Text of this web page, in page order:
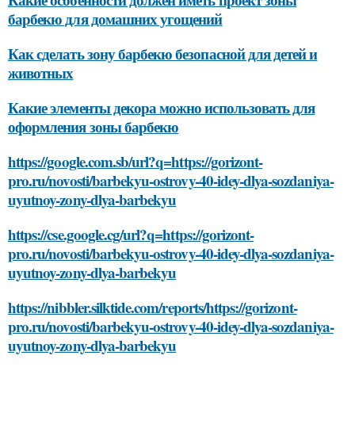
барбекю для домашних угощений
Как сделать зону барбекю безопасной для детей и
животных
Какие элементы декора можно использовать для
оформления зоны барбекю
https://google.com.sb/url?q=https://gorizont-
pro.ru/novosti/barbekyu-ostrovy-40-idey-dlya-sozdaniya-
uyutnoy-zony-dlya-barbekyu
https://cse.google.cg/url?q=https://gorizont-
pro.ru/novosti/barbekyu-ostrovy-40-idey-dlya-sozdaniya-
uyutnoy-zony-dlya-barbekyu
https://nibbler.silktide.com/reports/https://gorizont-
pro.ru/novosti/barbekyu-ostrovy-40-idey-dlya-sozdaniya-
uyutnoy-zony-dlya-barbekyu